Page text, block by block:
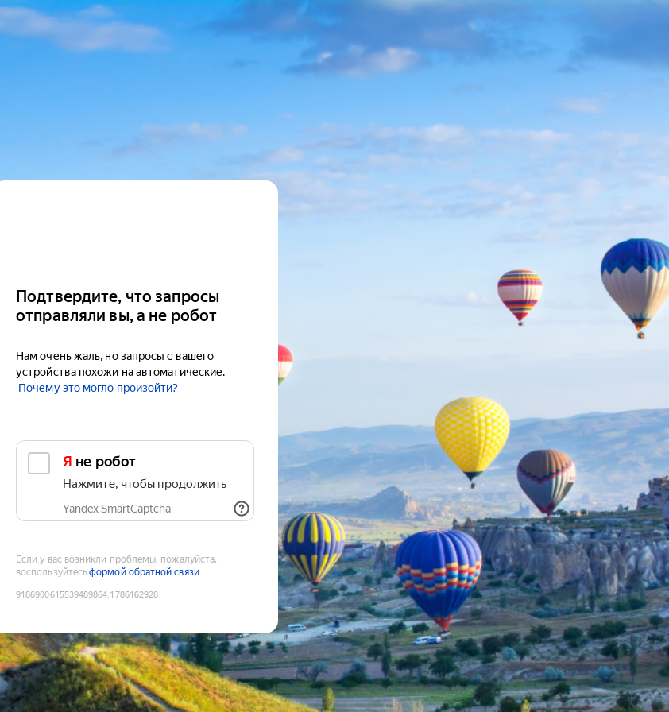
Подтвердите, что запросы
отправляли вы, а не робот
Нам очень жаль, но запросы с вашего
устройства похожи на автоматические.
Почему это могло произойти?
Я не робот
Нажмите, чтобы продолжить
Yandex SmartCaptcha
Если у вас возникли проблемы, пожалуйста,
воспользуйтесьформой обратной связи
9186900615539489864:1786162928